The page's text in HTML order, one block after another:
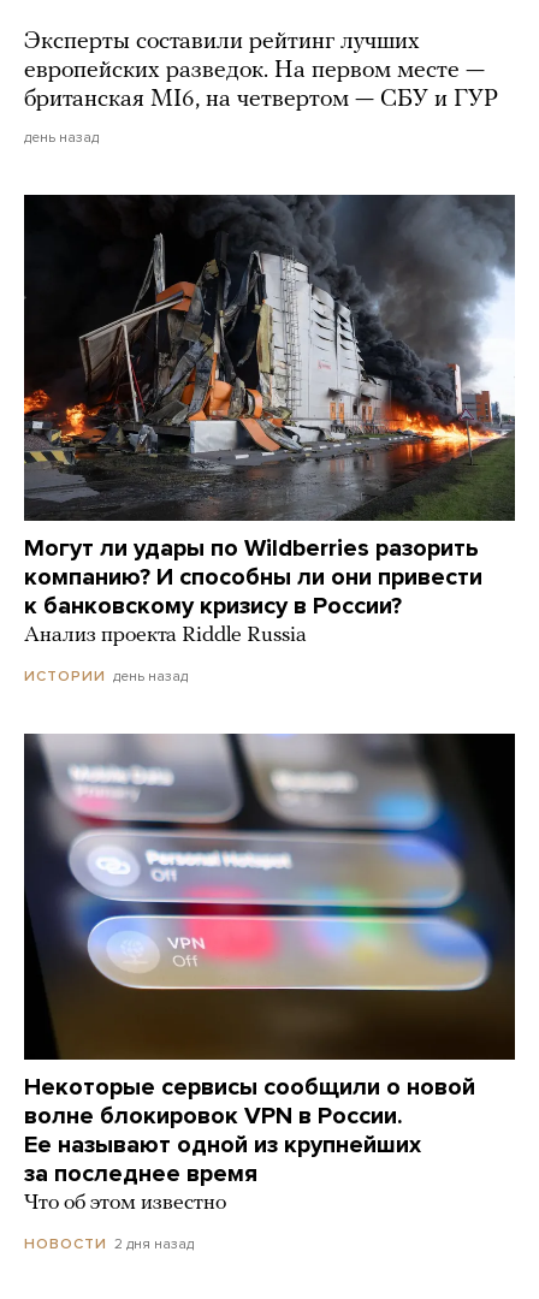
Эксперты составили рейтинг лучших
европейских разведок. На первом месте —
британская MI6, на четвертом — СБУ и ГУР
день назад
Могут ли удары по Wildberries разорить
компанию? И способны ли они привести
к банковскому кризису в России?
Анализ проекта Riddle Russia
ИСТОРИИ день назад
Некоторые сервисы сообщили о новой
волне блокировок VPN в России.
Ее называют одной из крупнейших
за последнее время
Что об этом известно
НОВОСТИ 2 дня назад